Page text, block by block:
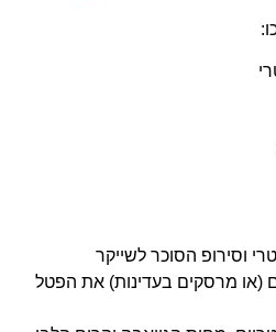
הסוכר לשייקר
מרסקים בעדינות) את הפטל